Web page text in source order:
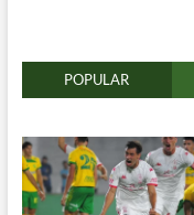
POPULAR